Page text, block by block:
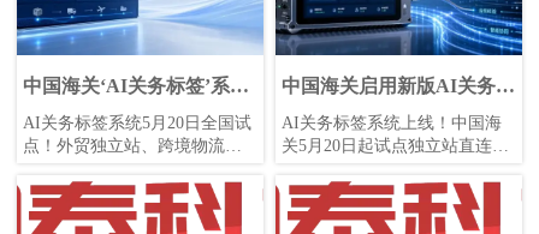
中国海关‘AI关务标签’系统
5月20日全国试点
AI关务标签系统5月20日全国试
点！外贸独立站、跨境物流、
API对接能力，抢占AEO认证先
机。
中国海关启用新版AI关务标
签系统，5月20日起试点独
立站直连报关
AI关务标签系统上线！中国海
关5月20日起试点独立站直连报
AI核验、RCEP关税预判，外贸
企业速看合规接入指南。